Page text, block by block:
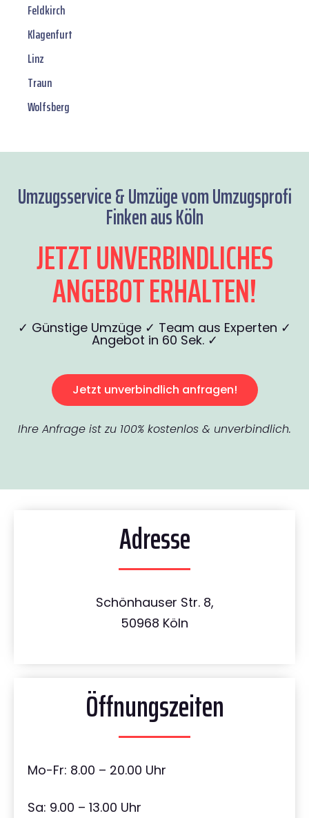
Feldkirch
Klagenfurt
Linz
Traun
Wolfsberg
Umzugsservice & Umzüge vom Umzugsprofi
Finken aus Köln
JETZT UNVERBINDLICHES
ANGEBOT ERHALTEN!
✓ Günstige Umzüge ✓ Team aus Experten ✓
Angebot in 60 Sek. ✓
Jetzt unverbindlich anfragen!
Ihre Anfrage ist zu 100% kostenlos & unverbindlich.
Adresse
Schönhauser Str. 8,
50968 Köln
Öffnungszeiten
Mo-Fr: 8.00 – 20.00 Uhr
Sa: 9.00 – 13.00 Uhr